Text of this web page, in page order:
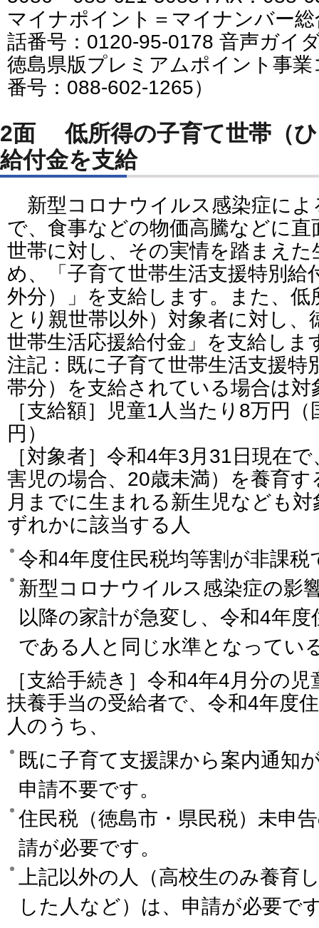
マイナポイント＝マイナンバー
話番号：0120-95-0178 音声ガイ
徳島県版プレミアムポイント事
番号：088-602-1265）
2面 低所得の子育て世帯（ひ
給付金を支給
新型コロナウイルス感染症によ
で、食事などの物価高騰などに
世帯に対し、その実情を踏まえ
め、「子育て世帯生活支援特別給
外分）」を支給します。また、低
とり親世帯以外）対象者に対し、
世帯生活応援給付金」を支給しま
注記：既に子育て世帯生活支援特
帯分）を支給されている場合は対
［支給額］児童1人当たり8万円
円）
［対象者］令和4年3月31日現在
害児の場合、20歳未満）を養育
月までに生まれる新生児なども
ずれかに該当する人
令和4年度住民税均等割が非課税
新型コロナウイルス感染症の影
以降の家計が急変し、令和4年
である人と同じ水準となってい
［支給手続き］令和4年4月分の
扶養手当の受給者で、令和4年度
人のうち、
既に子育て支援課から案内通知
申請不要です。
住民税（徳島市・県民税）未申
請が必要です。
上記以外の人（高校生のみ養育
した人など）は、申請が必要で